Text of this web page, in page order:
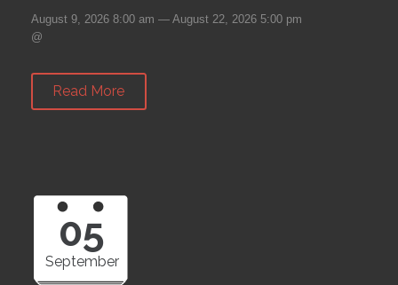
August 9, 2026 8:00 am — August 22, 2026 5:00 pm
@
Read More
05
September